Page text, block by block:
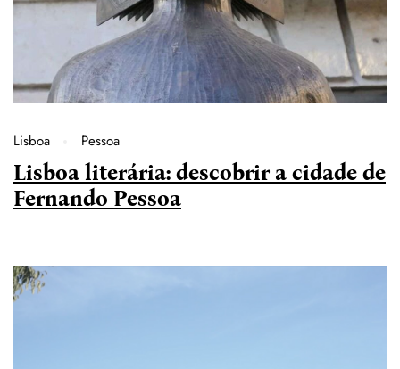
Lisboa Pessoa
Lisboa literária: descobrir a cidade de
Fernando Pessoa